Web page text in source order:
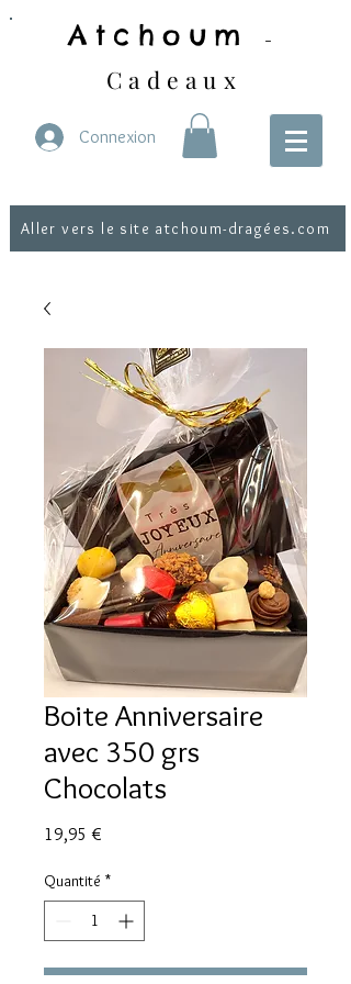
Atchoum -
Cadeaux
Connexion
Aller vers le site atchoum-dragées.com
Boite Anniversaire
avec 350 grs
Chocolats
19,95 €
Quantité *